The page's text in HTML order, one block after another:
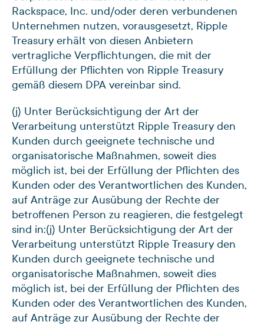
Rackspace, Inc. und/oder deren verbundenen
Unternehmen nutzen, vorausgesetzt, Ripple
Treasury erhält von diesen Anbietern
vertragliche Verpflichtungen, die mit der
Erfüllung der Pflichten von Ripple Treasury
gemäß diesem DPA vereinbar sind.
(j) Unter Berücksichtigung der Art der
Verarbeitung unterstützt Ripple Treasury den
Kunden durch geeignete technische und
organisatorische Maßnahmen, soweit dies
möglich ist, bei der Erfüllung der Pflichten des
Kunden oder des Verantwortlichen des Kunden,
auf Anträge zur Ausübung der Rechte der
betroffenen Person zu reagieren, die festgelegt
sind in:(j) Unter Berücksichtigung der Art der
Verarbeitung unterstützt Ripple Treasury den
Kunden durch geeignete technische und
organisatorische Maßnahmen, soweit dies
möglich ist, bei der Erfüllung der Pflichten des
Kunden oder des Verantwortlichen des Kunden,
auf Anträge zur Ausübung der Rechte der